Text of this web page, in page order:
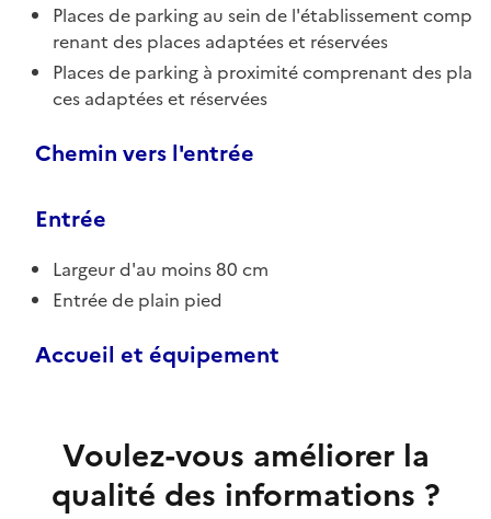
Places de parking au sein de l'établissement comp
renant des places adaptées et réservées
Places de parking à proximité comprenant des pla
ces adaptées et réservées
Chemin vers l'entrée
Entrée
Largeur d'au moins 80 cm
Entrée de plain pied
Accueil et équipement
Voulez-vous améliorer la
qualité des informations ?